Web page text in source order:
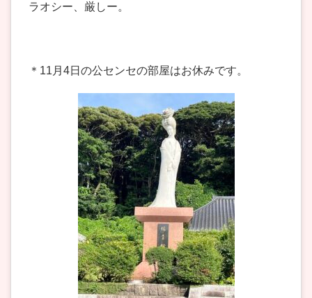
ラオシー、厳しー。
＊11月4日の公センセの部屋はお休みです。